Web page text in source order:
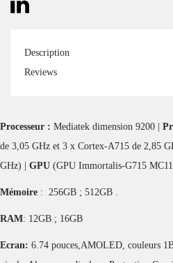
Description
Reviews
Processeur : Mediatek dimension 9200 |
de 3,05 GHz et 3 x Cortex-A715 de 2,85
GHz) | GPU (GPU Immortalis-G715
Mémoire : 256GB ; 512GB .
RAM: 12GB ; 16GB
Ecran: 6.74 pouces,AMOLED, couleurs